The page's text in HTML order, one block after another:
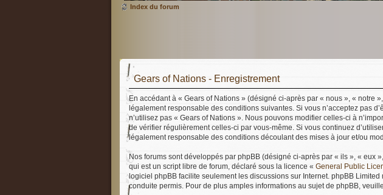
Index du forum
Gears of Nations - Enregistrement
En accédant à « Gears of Nations » (désigné ci-après par « nous », « notre
légalement responsable des conditions suivantes. Si vous n’acceptez pas
n’utilisez pas « Gears of Nations ». Nous pouvons modifier celles-ci à
de vérifier régulièrement celles-ci par vous-même. Si vous continuez
légalement responsable des conditions découlant des mises à jour et/ou
Nos forums sont développés par phpBB (désigné ci-après par « ils », « eux
qui est un script libre de forum, déclaré sous la licence « General Public
logiciel phpBB facilite seulement les discussions sur Internet. phpBB
conduite permis. Pour de plus amples informations au sujet de phpBB,